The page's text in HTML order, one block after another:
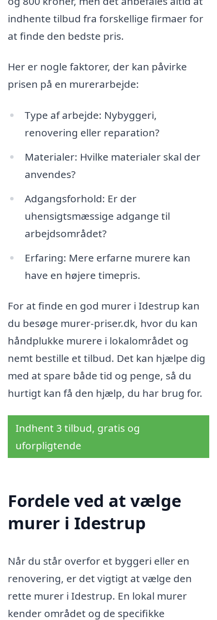
indhente tilbud fra forskellige firmaer for
at finde den bedste pris.
Her er nogle faktorer, der kan påvirke
prisen på en murerarbejde:
Type af arbejde: Nybyggeri,
renovering eller reparation?
Materialer: Hvilke materialer skal der
anvendes?
Adgangsforhold: Er der
uhensigtsmæssige adgange til
arbejdsområdet?
Erfaring: Mere erfarne murere kan
have en højere timepris.
For at finde en god murer i Idestrup kan
du besøge murer-priser.dk, hvor du kan
håndplukke murere i lokalområdet og
nemt bestille et tilbud. Det kan hjælpe dig
med at spare både tid og penge, så du
hurtigt kan få den hjælp, du har brug for.
Indhent 3 tilbud, gratis og
uforpligtende
Fordele ved at vælge
murer i Idestrup
Når du står overfor et byggeri eller en
renovering, er det vigtigt at vælge den
rette murer i Idestrup. En lokal murer
kender området og de specifikke